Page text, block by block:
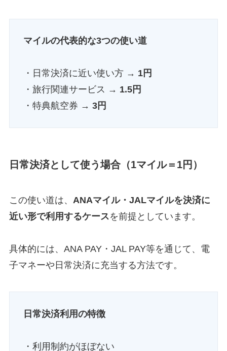
マイルの代表的な3つの使い道
・日常決済に近い使い方 → 1円
・旅行関連サービス → 1.5円
・特典航空券 → 3円
日常決済として使う場合（1マイル＝1円）
この使い道は、 ANAマイル・JALマイルを決済に
近い形で利用するケースを前提としています。
具体的には、ANA PAY・JAL PAY等を通じて、電
子マネーや日常決済に充当する方法です。
日常決済利用の特徴
・利用制約がほぼない